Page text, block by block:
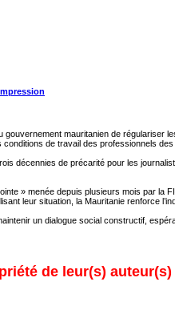
mauritanien de régulariser
de travail des professionnels des
décennies de précarité pour les
» menée depuis plusieurs mois par
leur situation, la Mauritanie renforce
un dialogue social constructif,
de leur(s)